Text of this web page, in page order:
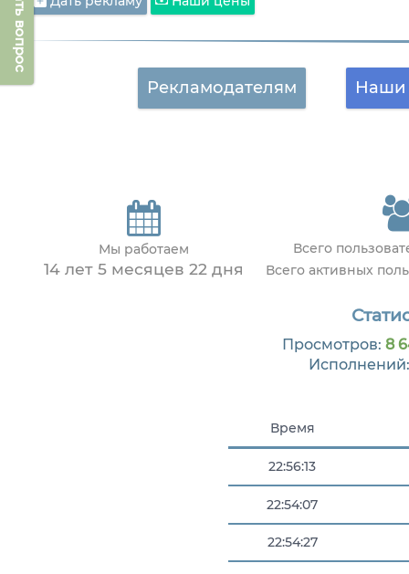
Рекламодателям Наши
Мы работаем
14 лет 5 месяцев 22 дня
Всего
Всего активных
Просмотров: 8
Время
22:56:13
22:54:07
22:54:27